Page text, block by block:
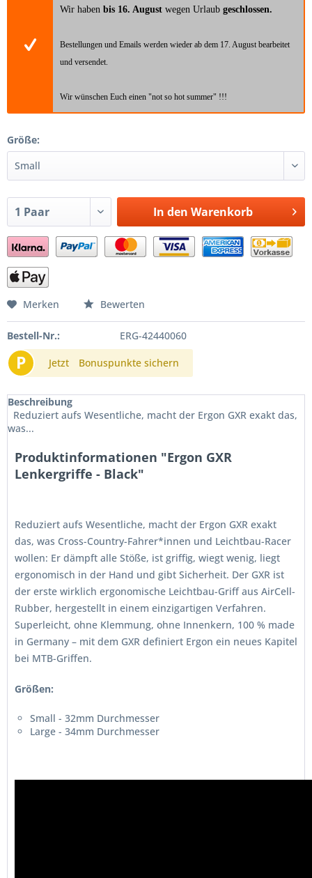
Wir haben bis 16. August wegen Urlaub geschlossen.
Bestellungen und Emails werden wieder ab dem 17. August bearbeitet
und versendet.
Wir wünschen Euch einen "not so hot summer" !!!
Größe:
In den Warenkorb
Merken Bewerten
Bestell-Nr.: ERG-42440060
P Jetzt Bonuspunkte sichern
Beschreibung
Reduziert aufs Wesentliche, macht der Ergon GXR exakt das,
was...
Produktinformationen "Ergon GXR
Lenkergriffe - Black"
Reduziert aufs Wesentliche, macht der Ergon GXR exakt
das, was Cross-Country-Fahrer*innen und Leichtbau-Racer
wollen: Er dämpft alle Stöße, ist griffig, wiegt wenig, liegt
ergonomisch in der Hand und gibt Sicherheit. Der GXR ist
der erste wirklich ergonomische Leichtbau-Griff aus AirCell-
Rubber, hergestellt in einem einzigartigen Verfahren.
Superleicht, ohne Klemmung, ohne Innenkern, 100 % made
in Germany – mit dem GXR definiert Ergon ein neues Kapitel
bei MTB-Griffen.
Größen:
Small - 32mm Durchmesser
Large - 34mm Durchmesser